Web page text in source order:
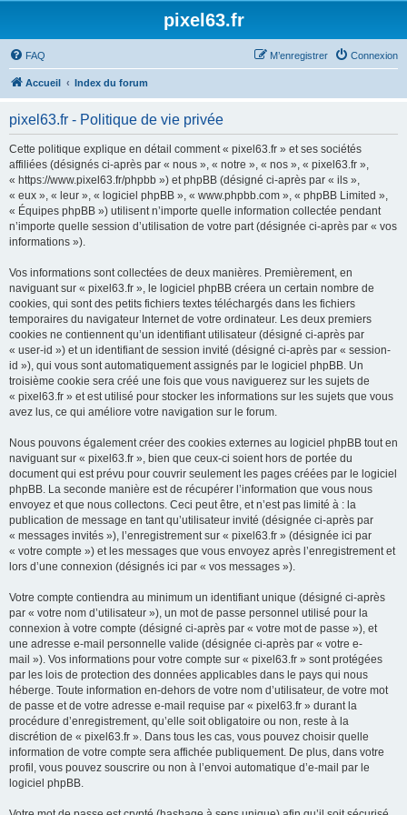
pixel63.fr
FAQ Connexion
M’enregistrer
Accueil Index du forum
pixel63.fr - Politique de vie privée
Cette politique explique en détail comment « pixel63.fr » et ses sociétés
affiliées (désignés ci-après par « nous », « notre », « nos », « pixel63.fr »,
« https://www.pixel63.fr/phpbb ») et phpBB (désigné ci-après par « ils »,
« eux », « leur », « logiciel phpBB », « www.phpbb.com », « phpBB Limited »,
« Équipes phpBB ») utilisent n’importe quelle information collectée pendant
n’importe quelle session d’utilisation de votre part (désignée ci-après par « vos
informations »).
Vos informations sont collectées de deux manières. Premièrement, en
naviguant sur « pixel63.fr », le logiciel phpBB créera un certain nombre de
cookies, qui sont des petits fichiers textes téléchargés dans les fichiers
temporaires du navigateur Internet de votre ordinateur. Les deux premiers
cookies ne contiennent qu’un identifiant utilisateur (désigné ci-après par
« user-id ») et un identifiant de session invité (désigné ci-après par « session-
id »), qui vous sont automatiquement assignés par le logiciel phpBB. Un
troisième cookie sera créé une fois que vous naviguerez sur les sujets de
« pixel63.fr » et est utilisé pour stocker les informations sur les sujets que vous
avez lus, ce qui améliore votre navigation sur le forum.
Nous pouvons également créer des cookies externes au logiciel phpBB tout en
naviguant sur « pixel63.fr », bien que ceux-ci soient hors de portée du
document qui est prévu pour couvrir seulement les pages créées par le logiciel
phpBB. La seconde manière est de récupérer l’information que vous nous
envoyez et que nous collectons. Ceci peut être, et n’est pas limité à : la
publication de message en tant qu’utilisateur invité (désignée ci-après par
« messages invités »), l’enregistrement sur « pixel63.fr » (désignée ici par
« votre compte ») et les messages que vous envoyez après l’enregistrement et
lors d’une connexion (désignés ici par « vos messages »).
Votre compte contiendra au minimum un identifiant unique (désigné ci-après
par « votre nom d’utilisateur »), un mot de passe personnel utilisé pour la
connexion à votre compte (désigné ci-après par « votre mot de passe »), et
une adresse e-mail personnelle valide (désignée ci-après par « votre e-
mail »). Vos informations pour votre compte sur « pixel63.fr » sont protégées
par les lois de protection des données applicables dans le pays qui nous
héberge. Toute information en-dehors de votre nom d’utilisateur, de votre mot
de passe et de votre adresse e-mail requise par « pixel63.fr » durant la
procédure d’enregistrement, qu’elle soit obligatoire ou non, reste à la
discrétion de « pixel63.fr ». Dans tous les cas, vous pouvez choisir quelle
information de votre compte sera affichée publiquement. De plus, dans votre
profil, vous pouvez souscrire ou non à l’envoi automatique d’e-mail par le
logiciel phpBB.